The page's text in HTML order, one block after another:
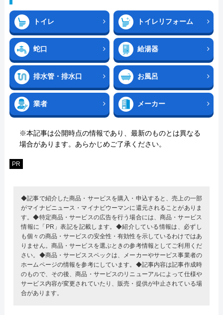
トイレ トイレリフォーム
蛇口 給湯器
排水管・排水口 お風呂
業者 メーカー
※本記事は公開時点の情報であり、最新のものとは異なる
場合があります。あらかじめご了承ください。
PR
◆記事で紹介した商品・サービスを購入・申込すると、売上の一部
がマイナビニュース・マイナビウーマンに還元されることがありま
す。◆特定商品・サービスの広告を行う場合には、商品・サービス
情報に「PR」表記を記載します。◆紹介している情報は、必ずし
も個々の商品・サービスの安全性・有効性を示しているわけではあ
りません。商品・サービスを選ぶときの参考情報としてご利用くだ
さい。◆商品・サービススペックは、メーカーやサービス事業者の
ホームページの情報を参考にしています。◆記事内容は記事作成時
のもので、その後、商品・サービスのリニューアルによって仕様や
サービス内容が変更されていたり、販売・提供が中止されている場
合があります。